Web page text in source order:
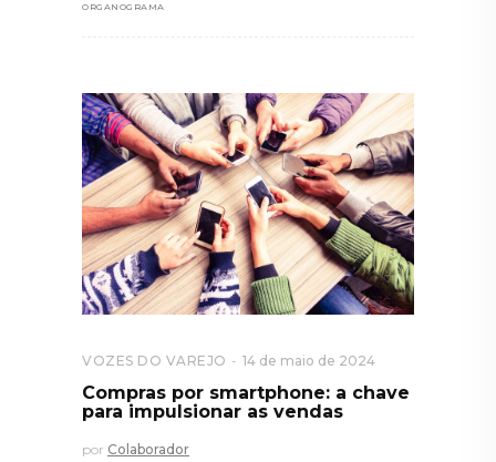
ORGANOGRAMA
VOZES DO VAREJO 14 de maio de 2024
Compras por smartphone: a chave
para impulsionar as vendas
por Colaborador